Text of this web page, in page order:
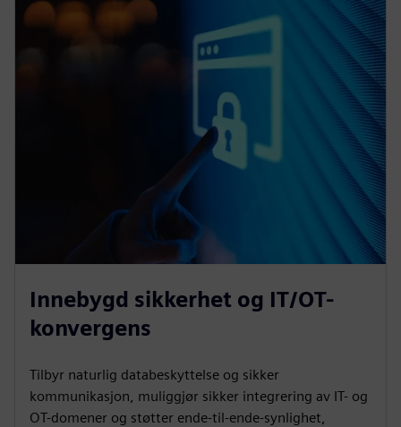
Innebygd sikkerhet og IT/OT-
konvergens
Tilbyr naturlig databeskyttelse og sikker
kommunikasjon, muliggjør sikker integrering av IT- og
OT-domener og støtter ende-til-ende-synlighet,